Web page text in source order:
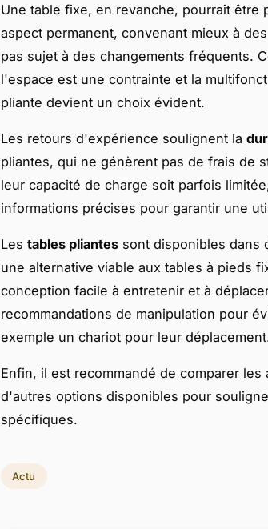
Une table fixe, en revanche, pourrait être
aspect permanent, convenant mieux à
pas sujet à des changements fréquents.
l'espace est une contrainte et la
pliante devient un choix évident.
Les retours d'expérience soulignent la
pliantes, qui ne génèrent pas de frais de
leur capacité de charge soit parfois
informations précises pour garantir une
Les tables pliantes sont disponibles dans
une alternative viable aux tables à pieds
conception facile à entretenir et à
recommandations de manipulation pour
exemple un chariot pour leur
Enfin, il est recommandé de comparer
d'autres options disponibles pour
spécifiques.
Actu